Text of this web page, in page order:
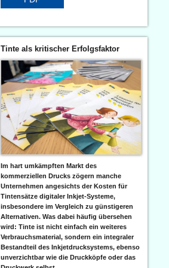
Tinte als kritischer Erfolgsfaktor
Im hart umkämpften Markt des
kommerziellen Drucks zögern manche
Unternehmen angesichts der Kosten für
Tintensätze digitaler Inkjet-Systeme,
insbesondere im Vergleich zu günstigeren
Alternativen. Was dabei häufig übersehen
wird: Tinte ist nicht einfach ein weiteres
Verbrauchsmaterial, sondern ein integraler
Bestandteil des Inkjetdrucksystems, ebenso
unverzichtbar wie die Druckköpfe oder das